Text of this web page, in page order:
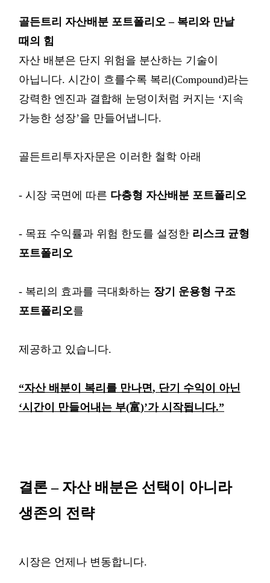
골든트리 자산배분 포트폴리오 – 복리와 만날
때의 힘
자산 배분은 단지 위험을 분산하는 기술이
아닙니다. 시간이 흐를수록 복리 (Compound)라는
강력한 엔진과 결합해 눈덩이처럼 커지는 ‘지속
가능한 성장’을 만들어냅니다.
골든트리투자자문은 이러한 철학 아래
- 시장 국면에 따른 다층형 자산배분 포트폴리오
- 목표 수익률과 위험 한도를 설정한 리스크 균형
포트폴리오
- 복리의 효과를 극대화하는 장기 운용형 구조
포트폴리오를
제공하고 있습니다.
“자산 배분이 복리를 만나면, 단기 수익이
아닌
‘시간이 만들어내는 부(富)’가 시작됩니다.”
결론– 자산 배분은 선택이
아니라
생존의 전략
시장은 언제나 변동합니다.